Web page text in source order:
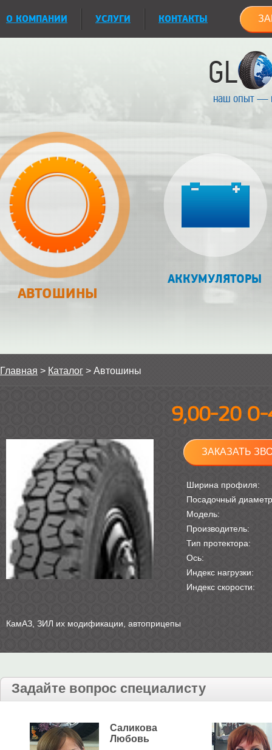
О КОМПАНИИ УСЛУГИ КОНТАКТЫ
наш опыт —
АВТОШИНЫ
АККУМУЛЯТОРЫ
Главная > Каталог > Автошины
9,00-20
ЗАКАЗАТЬ
Ширина профиля:
Посадочный
Модель:
Производитель:
Тип протектора:
Ось:
Индекс нагрузки:
Индекс скорости:
КамАЗ, ЗИЛ их модификации, автоприцепы
Задайте вопрос специалисту
Саликова
Любовь